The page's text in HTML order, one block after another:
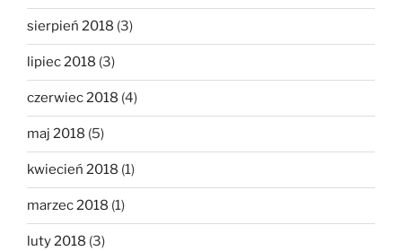
sierpień 2018 (3)
lipiec 2018 (3)
czerwiec 2018 (4)
maj 2018 (5)
kwiecień 2018 (1)
marzec 2018 (1)
luty 2018 (3)